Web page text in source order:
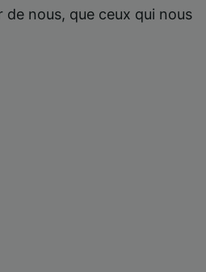
de nous, que ceux qui nous